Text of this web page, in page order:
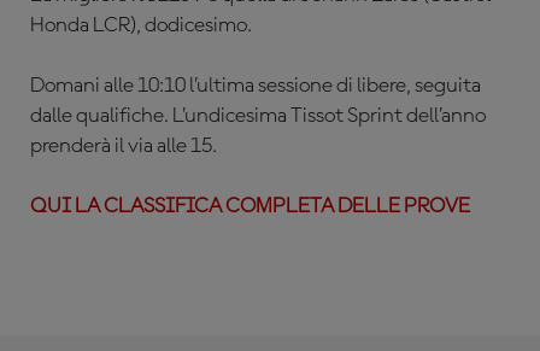
Honda LCR), dodicesimo.
Domani alle 10:10 l’ultima sessione di libere, seguita
dalle qualifiche. L’undicesima Tissot Sprint dell’anno
prenderà il via alle 15.
QUI LA CLASSIFICA COMPLETA DELLE PROVE